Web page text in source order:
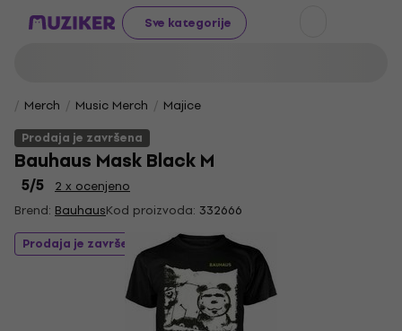
Sve kategorije
Merch Music Merch
Majice
Prodaja je završena
Bauhaus Mask Black M
5/5
2 x ocenjeno
Brend: BauhausKod proizvoda: 332666
Prodaja je završena